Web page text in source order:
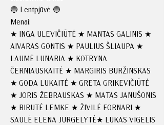
🔵 Lentpjūvė 🔵
Menai:
★ INGA ULEVIČIŪTĖ ★ MANTAS GALINIS ★
AIVARAS GONTIS ★ PAULIUS ŠLIAUPA ★
LAUMĖ LUNARIA ★ KOTRYNA
ČERNIAUSKAITĖ ★ MARGIRIS BURŽINSKAS
★ GODA LUKAITĖ ★ GRETA GRIKEVIČIŪTĖ
★ JORIS ŽEBRAUSKAS ★ MATAS JANUŠONIS
★ BIRUTĖ LEMKE ★ ŽIVILĖ FORNARI ★
SAULĖ ELENA JURGELYTĖ★ LUKAS VIGELIS